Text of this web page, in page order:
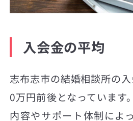
入会金の平均
志布志市の結婚相談所の
0万円前後となっています
内容やサポート体制によ